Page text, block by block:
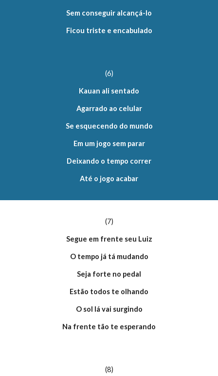
Sem conseguir alcançá-lo
Ficou triste e encabulado
(6)
Kauan ali sentado
Agarrado ao celular
Se esquecendo do mundo
Em um jogo sem parar
Deixando o tempo correr
Até o jogo acabar
(7)
Segue em frente seu Luiz
O tempo já tá mudando
Seja forte no pedal
Estão todos te olhando
O sol lá vai surgindo
Na frente tão te esperando
(8)